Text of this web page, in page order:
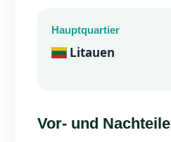
Hauptquartier
Litauen
Vor- und Nachteile